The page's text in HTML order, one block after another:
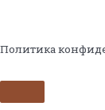
Политика